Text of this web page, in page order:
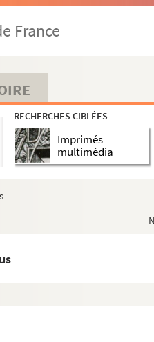
France
RECHERCHES CIBLÉES
Imprimés
multimédia